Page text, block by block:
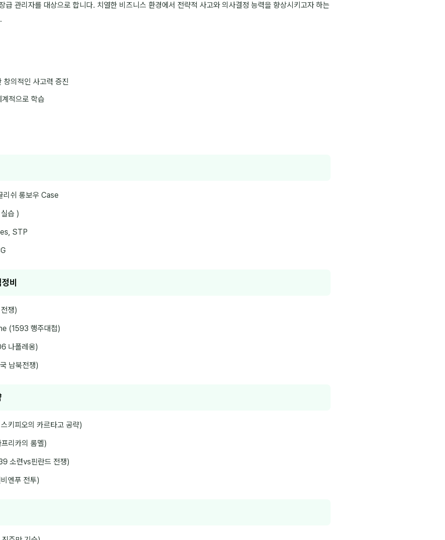
급 관리자를 대상으로 합니다. 치열한 비즈니스 환경에서 전략적 사고와 의사결정 능력을 향상시키고자 하는
창의적인 사고력 증진
적으로 학습
리쉬 롱보우 Case
습 )
STP
비
쟁)
(1593 행주대첩)
나폴레옹)
남북전쟁)
키피오의 카르타고 공략)
리카의 롬멜)
소련vs핀란드 전쟁)
엔푸 전투)